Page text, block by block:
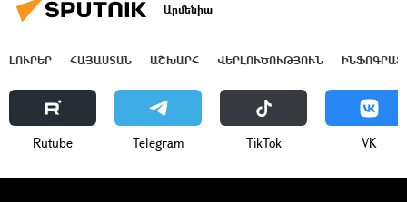
Արմենիա
ԼՈՒՐԵՐ ՀԱՅԱՍՏԱՆ ԱՇԽԱՐՀ ՎԵՐԼՈՒԾՈՒԹՅՈՒՆ
Rutube Telegram ТikТоk VK